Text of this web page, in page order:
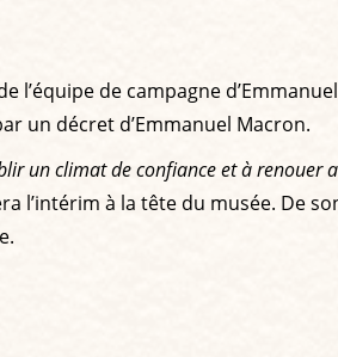
de campagne
un décret d’Emmanuel Macron.
un climat de confiance et à renouer
l’intérim à la tête du musée. De